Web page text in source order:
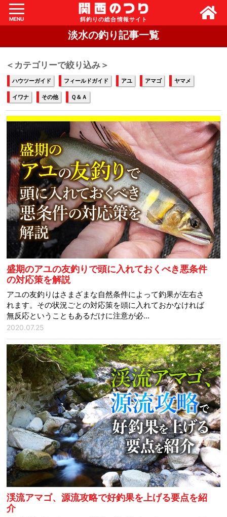
MENU
淡水の釣り記事一覧
＜カテゴリーで絞り込み＞
ハウツーガイド フィールドガイド アユ アマゴ ヤマメ
イワナ その他 Ｑ＆Ａ
盛期のアユの友釣りで頭に入れておくべき悪条件
の対応策を解説
アユの友釣りはさまざまな自然条件によって釣果が左右さ
れます。その状況ごとの対応策を頭に入れておかなければ
無反応ということもあるだけに注意が必...
2020.07.25
渓流アマゴ、源流攻略で好釣果を上げる要点を紹
介